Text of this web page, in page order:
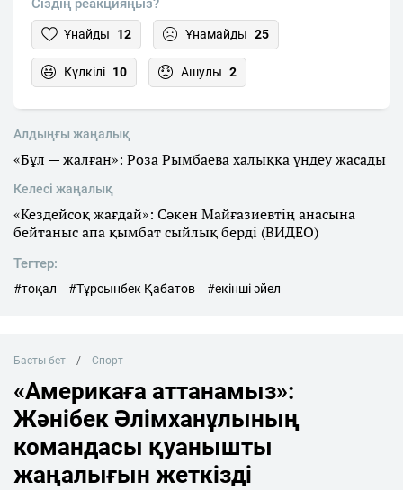
Сіздің реакцияңыз?
Ұнайды 12 Ұнамайды 25
Күлкілі 10 Ашулы 2
Алдыңғы жаңалық
«Бұл — жалған»: Роза Рымбаева халыққа үндеу жасады
Келесі жаңалық
«Кездейсоқ жағдай»: Сәкен Майғазиевтің анасына
бейтаныс апа қымбат сыйлық берді (ВИДЕО)
Тегтер:
#тоқал #Тұрсынбек Қабатов #екінші әйел
Басты бет Спорт
«Америкаға аттанамыз»:
Жәнібек Әлімханұлының
командасы қуанышты
жаңалығын жеткізді